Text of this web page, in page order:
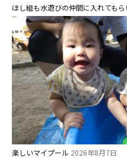
ほし組も水遊びの仲間に入れても
楽しいマイプール 2026年8月7日
美⽊多チコスについて
美⽊多チコスブログ
未就園児クラス
0歳親子登園［マカロン
1歳・2歳親子登園［マ
ス ]
2歳児ひとり登園［ゆず